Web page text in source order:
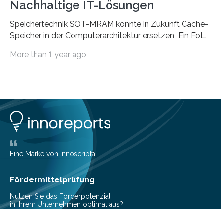
Nachhaltige IT-Lösungen
Speichertechnik SOT-MRAM könnte in Zukunft Cache-
Speicher in der Computerarchitektur ersetzen Ein Foto,
Hochgeladene Medien landen in riesigen Cloud-
weltweiten Gesamtenergieverbrauchs, was 200
Terawattstunden Strom pro Jahr entspricht. Dieser
immense Energiebedarf hat Wissenschaftlerinnen und
Wissenschaftler dazu veranlasst, innovative Wege zur
Senkung des Energieverbrauchs zu erforschen. Neuer
Ansatz für Smartphones und Supercomputer
gleichermaßen geeignet…
More than 1 year ago
Eine Marke von innoscripta
Fördermittelprüfung
Nutzen Sie das Förderpotenzial
in Ihrem Unternehmen optimal aus?